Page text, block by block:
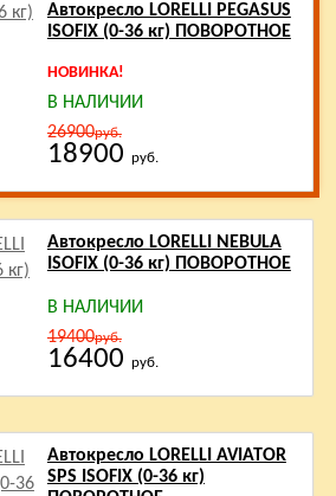
Автокресло LORELLI PEGASUS
ISOFIX (0-36 кг) ПОВОРОТНОЕ
НОВИНКА!
В НАЛИЧИИ
26900руб.
18900 руб.
Автокресло LORELLI NEBULA
ISOFIX (0-36 кг) ПОВОРОТНОЕ
В НАЛИЧИИ
19400руб.
16400 руб.
Автокресло LORELLI AVIATOR
SPS ISOFIX (0-36 кг)